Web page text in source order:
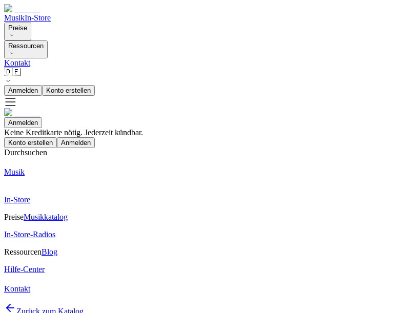
MusikIn-Store
Preise
Ressourcen
Kontakt
🇩🇪
Anmelden Konto erstellen
Anmelden
Keine Kreditkarte nötig. Jederzeit kündbar.
Konto erstellen Anmelden
Durchsuchen
Musik
In-Store
PreiseMusikkatalog
In-Store-Radios
RessourcenBlog
Hilfe-Center
Kontakt
Zurück zum Katalog